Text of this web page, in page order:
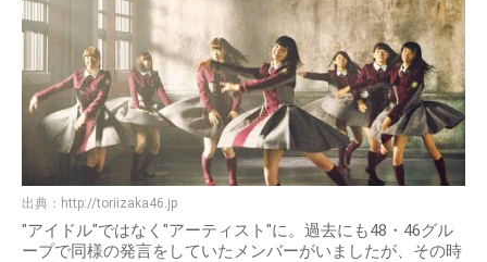
出典： http://toriizaka46.jp
"アイドル"ではなく"アーティスト"に。過去にも48・46グル
ープで同様の発言をしていたメンバーがいましたが、その時